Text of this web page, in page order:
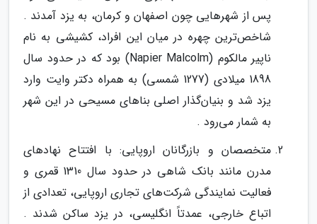
پس از شهرهایی چون اصفهان و کرمان، به یزد آمدند .
شاخص‌ترین چهره در میان این افراد، کشیشی به نام
ناپیر مالکوم (Napier Malcolm) بود که در حدود سال
1898 میلادی (1277 شمسی) به همراه دکتر وایت وارد
یزد شد و بنیان‌گذار اصلی بناهای مسیحی در این شهر
به شمار می‌رود .
متخصصان و بازرگانان اروپایی: با افتتاح نهادهای
مدرن مانند بانک شاهی در حدود سال 1310 قمری و
فعالیت نمایندگی شرکت‌های تجاری اروپایی، تعدادی از
اتباع خارجی، عمدتاً انگلیسی، در یزد ساکن شدند .